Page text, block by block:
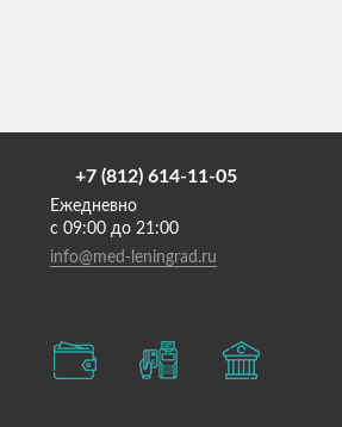
+7 (812) 614-11-05
Ежедневно
с 09:00 до 21:00
info@med-leningrad.ru